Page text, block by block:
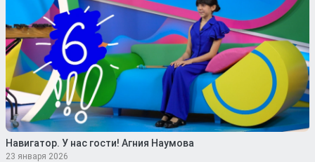
Навигатор. У нас гости! Агния Наумова
23 января 2026